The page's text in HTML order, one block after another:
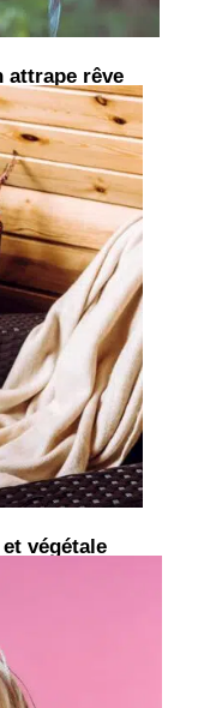
attrape rêve
végétale